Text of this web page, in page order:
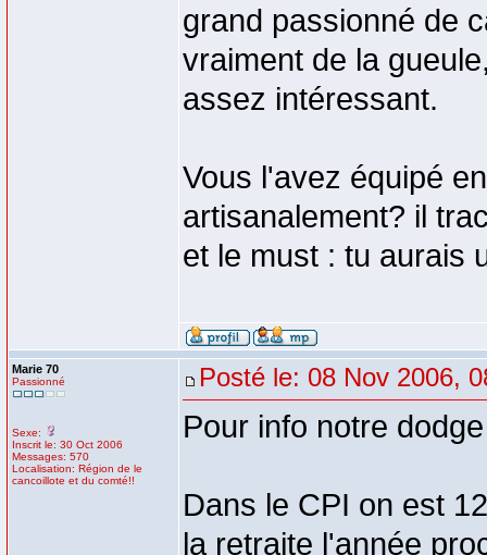
grand passionné de
vraiment de la
assez intéressant.
Vous l'avez équipé
artisanalement? il
et le must : tu aurais
Marie 70
Passionné
Sexe:
Inscrit le: 30 Oct 2006
Messages: 570
Localisation: Région de le
cancoillote et du comté!!
Posté le: 08 Nov 2006,
Pour info notre
Dans le CPI on est
la retraite l'année